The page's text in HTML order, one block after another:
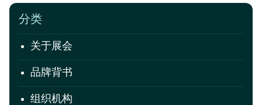
分类
关于展会
品牌背书
组织机构